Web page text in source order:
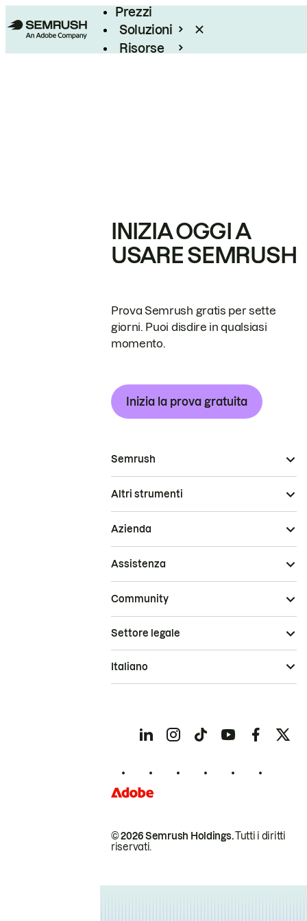
Prezzi
Soluzioni
Risorse
INIZIA OGGI A
USARE SEMRUSH
Prova Semrush gratis per sette
giorni. Puoi disdire in qualsiasi
momento.
Inizia la prova gratuita
Semrush
Altri strumenti
Azienda
Assistenza
Community
© 2026 Semrush Holdings.Tutti i diritti
riservati.
Settore legale
Italiano